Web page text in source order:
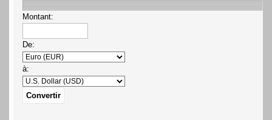
Montant:
De:
à: